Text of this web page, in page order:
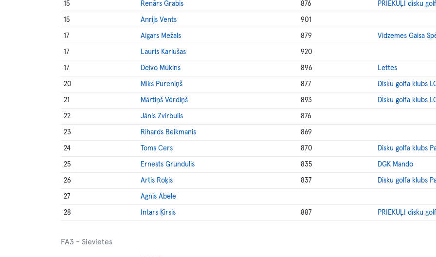
15 Renārs Grabis 876 PRIEKUĻI disku
15 Anrijs Vents 901
17 Aigars Mežals 879 Vidzemes Gaisa
17 Lauris Karlušas 920
17 Deivo Mūkins 896 Lettes
20 Miks Pureniņš 877 Disku golfa klubs
21 Mārtiņš Vērdiņš 893 Disku golfa klubs
22 Jānis Zvirbulis 876
23 Rihards Beikmanis 869
24 Toms Cers 870 Disku golfa klubs
25 Ernests Grundulis 835 DGK Mando
26 Artis Roķis 837 Disku golfa klubs
27 Agnis Ābele
28 Intars Ķirsis 887 PRIEKUĻI disku
FA3 - Sievietes